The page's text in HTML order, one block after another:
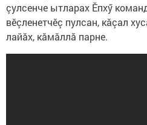
çулсенче ытларах Ӗпхӳ
вӗçленетчӗç пулсан, кăçал
лайăх, кăмăллă парне.